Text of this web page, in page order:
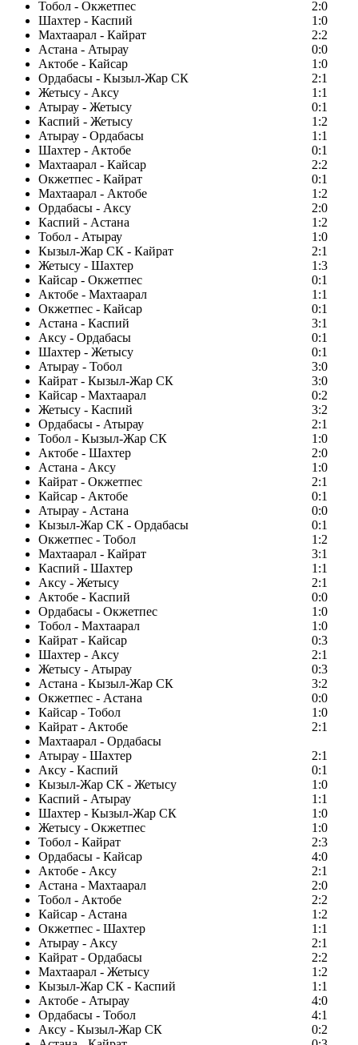
Тобол - Окжетпес
2:0
Шахтер - Каспий
1:0
Махтаарал - Кайрат
2:2
Астана - Атырау
0:0
Актобе - Кайсар
1:0
Ордабасы - Кызыл-Жар СК
2:1
Жетысу - Аксу
1:1
Атырау - Жетысу
0:1
Каспий - Жетысу
1:2
Атырау - Ордабасы
1:1
Шахтер - Актобе
0:1
Махтаарал - Кайсар
2:2
Окжетпес - Кайрат
0:1
Махтаарал - Актобе
1:2
Ордабасы - Аксу
2:0
Каспий - Астана
1:2
Тобол - Атырау
1:0
Кызыл-Жар СК - Кайрат
2:1
Жетысу - Шахтер
1:3
Кайсар - Окжетпес
0:1
Актобе - Махтаарал
1:1
Окжетпес - Кайсар
0:1
Астана - Каспий
3:1
Аксу - Ордабасы
0:1
Шахтер - Жетысу
0:1
Атырау - Тобол
3:0
Кайрат - Кызыл-Жар СК
3:0
Кайсар - Махтаарал
0:2
Жетысу - Каспий
3:2
Ордабасы - Атырау
2:1
Тобол - Кызыл-Жар СК
1:0
Актобе - Шахтер
2:0
Астана - Аксу
1:0
Кайрат - Окжетпес
2:1
Кайсар - Актобе
0:1
Атырау - Астана
0:0
Кызыл-Жар СК - Ордабасы
0:1
Окжетпес - Тобол
1:2
Махтаарал - Кайрат
3:1
Каспий - Шахтер
1:1
Аксу - Жетысу
2:1
Актобе - Каспий
0:0
Ордабасы - Окжетпес
1:0
Тобол - Махтаарал
1:0
Кайрат - Кайсар
0:3
Шахтер - Аксу
2:1
Жетысу - Атырау
0:3
Астана - Кызыл-Жар СК
3:2
Окжетпес - Астана
0:0
Кайсар - Тобол
1:0
Кайрат - Актобе
2:1
Махтаарал - Ордабасы
Атырау - Шахтер
2:1
Аксу - Каспий
0:1
Кызыл-Жар СК - Жетысу
1:0
Каспий - Атырау
1:1
Шахтер - Кызыл-Жар СК
1:0
Жетысу - Окжетпес
1:0
Тобол - Кайрат
2:3
Ордабасы - Кайсар
4:0
Актобе - Аксу
2:1
Астана - Махтаарал
2:0
Тобол - Актобе
2:2
Кайсар - Астана
1:2
Окжетпес - Шахтер
1:1
Атырау - Аксу
2:1
Кайрат - Ордабасы
2:2
Махтаарал - Жетысу
1:2
Кызыл-Жар СК - Каспий
1:1
Актобе - Атырау
4:0
Ордабасы - Тобол
4:1
Аксу - Кызыл-Жар СК
0:2